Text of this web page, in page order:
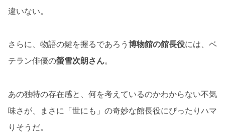
違いない。
さらに、物語の鍵を握るであろう 博物館の館長役には、ベ
テラン俳優の螢雪次朗さん。
あの独特の存在感と、何を考えているのかわからない不気
味さが、まさに「世にも」の奇妙な館長役にぴったりハマ
りそうだ。